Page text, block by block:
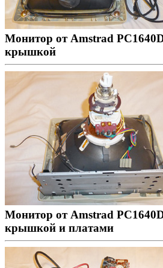
Монитор от Amstrad
крышкой
Монитор от Amstrad
крышкой и платами